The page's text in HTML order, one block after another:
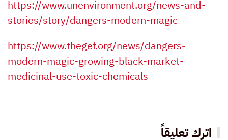
https://www.unenvironment.org/news-and-
stories/story/dangers-modern-magic
https://www.thegef.org/news/dangers-
modern-magic-growing-black-market-
medicinal-use-toxic-chemicals
اترك تعليقاً